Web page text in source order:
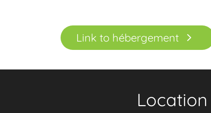
Link to hébergement
Location